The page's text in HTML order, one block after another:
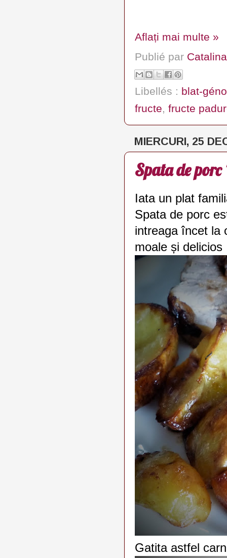
Aflați mai multe »
Publié par Catalina
Libellés : blat-
fructe, fructe
MIERCURI, 25
Spata de
Iata un plat
Spata de porc
intreaga încet la
moale și delicios
Gatita astfel